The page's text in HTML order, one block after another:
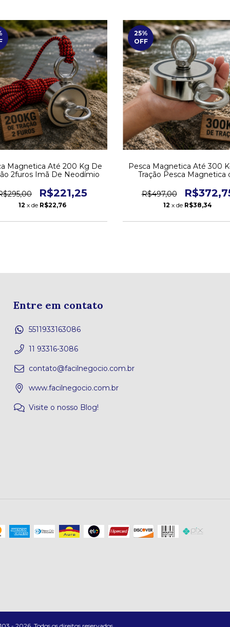
Magnetica Até 200 Kg De
2furos Imã De Neodímio
R$221,25
12 x de R$22,76
25%
OFF
Pesca Magnetica Até 300
Tração Pesca Magnetica
R$497,00
12 x de R$38,34
Entre em contato
5511933163086
11 93316-3086
contato@facilnegocio.com.br
www.facilnegocio.com.br
Visite o nosso Blog!